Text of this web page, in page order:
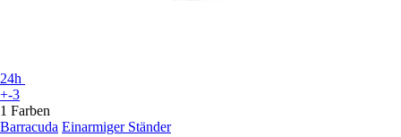
24h
+-3
1 Farben
Barracuda Einarmiger Ständer